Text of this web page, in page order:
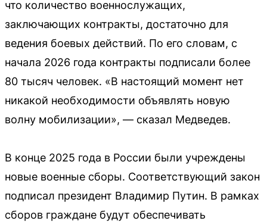
что количество военнослужащих,
заключающих контракты, достаточно для
ведения боевых действий. По его словам, с
начала 2026 года контракты подписали более
80 тысяч человек. «В настоящий момент нет
никакой необходимости объявлять новую
волну мобилизации», — сказал Медведев.
В конце 2025 года в России были учреждены
новые военные сборы. Соответствующий закон
подписал президент Владимир Путин. В рамках
сборов граждане будут обеспечивать